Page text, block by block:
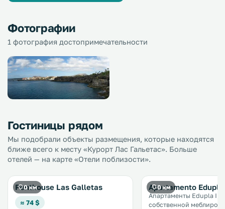
Фотографии
1 фотография достопримечательности
Гостиницы рядом
Мы подобрали объекты размещения, которые находятся
ближе всего к месту «Курорт Лас Гальетас». Больше
отелей — на карте «Отели поблизости».
0 км
Penthouse Las Galletas
≈ 74 $
0 км
Apartamento Edupla
Апартаменты Edupla I с
собственной